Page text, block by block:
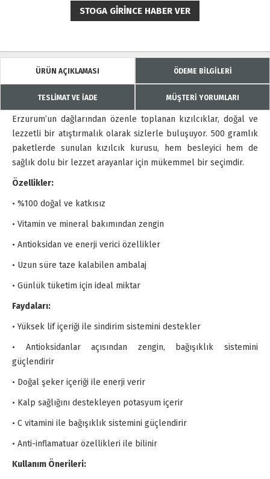
STOGA GIRINCE HABER VER
ÜRÜN AÇIKLAMASI ÖDEME BİLGİLERİ
TESLİMAT VE İADE MÜŞTERİ YORUMLARI
Erzurum’un dağlarından özenle toplanan kızılcıklar, doğal ve
lezzetli bir atıştırmalık olarak sizlerle buluşuyor. 500 gramlık
paketlerde sunulan kızılcık kurusu, hem besleyici hem de
sağlık dolu bir lezzet arayanlar için mükemmel bir seçimdir.
Özellikler:
• %100 doğal ve katkısız
• Vitamin ve mineral bakımından zengin
• Antioksidan ve enerji verici özellikler
• Uzun süre taze kalabilen ambalaj
• Günlük tüketim için ideal miktar
Faydaları:
• Yüksek lif içeriği ile sindirim sistemini destekler
• Antioksidanlar açısından zengin, bağışıklık sistemini
güçlendirir
• Doğal şeker içeriği ile enerji verir
• Kalp sağlığını destekleyen potasyum içerir
• C vitamini ile bağışıklık sistemini güçlendirir
• Anti-inflamatuar özellikleri ile bilinir
Kullanım Önerileri: